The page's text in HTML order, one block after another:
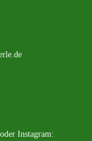
Instagram: